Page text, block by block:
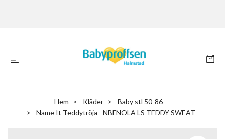
Hem Kläder
Baby stl 50-86
Name It Teddytröja - NBFNOLA LS TEDDY SWEAT